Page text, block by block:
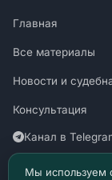
Главная
Все материалы
Новости и
Консультация
Канал в
Канал в Max
Мы используем